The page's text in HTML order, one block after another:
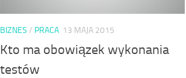
BIZNES / PRACA 13 MAJA 2015
Kto ma obowiązek wykonania
testów